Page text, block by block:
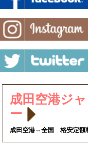
成田空港ジ
ー
成田空港⇔全国 格安定額